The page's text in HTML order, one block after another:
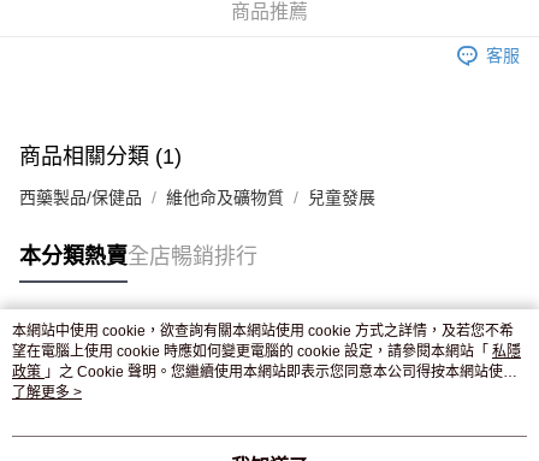
付款後門市自取，訂單確認後2-4個工作天到店，7天內取。逾期後
商品推薦
客服
商品相關分類 (1)
西藥製品/保健品 維他命及礦物質 兒童發展
本分類熱賣全店暢銷排行
熱門標籤
熱銷排行
本網站中使用 cookie，欲查詢有關本網站使用 cookie 方式之詳情，及若您不希
望在電腦上使用 cookie 時應如何變更電腦的 cookie 設定，請參閱本網站「 私隱
政策 」之 Cookie 聲明。您繼續使用本網站即表示您同意本公司得按本網站使用
條款之 Cookie 聲明使用 cookie。
了解更多 >